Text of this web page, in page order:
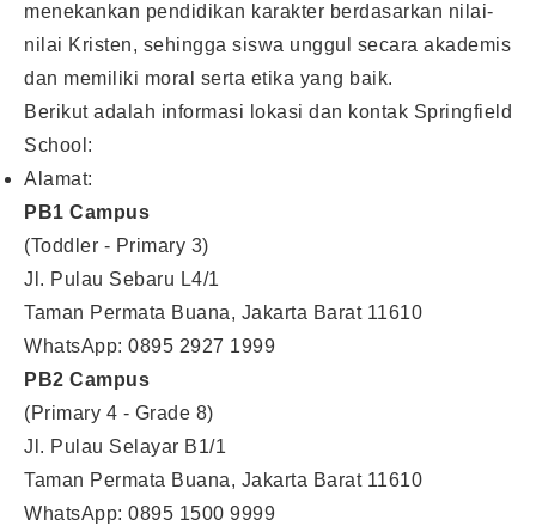
menekankan pendidikan karakter berdasarkan nilai-
nilai Kristen, sehingga siswa unggul secara akademis
dan memiliki moral serta etika yang baik.
Berikut adalah informasi lokasi dan kontak Springfield
School:
Alamat:
PB1 Campus
(Toddler - Primary 3)
Jl. Pulau Sebaru L4/1
Taman Permata Buana, Jakarta Barat 11610
WhatsApp: 0895 2927 1999
PB2 Campus
(Primary 4 - Grade 8)
Jl. Pulau Selayar B1/1
Taman Permata Buana, Jakarta Barat 11610
WhatsApp: 0895 1500 9999